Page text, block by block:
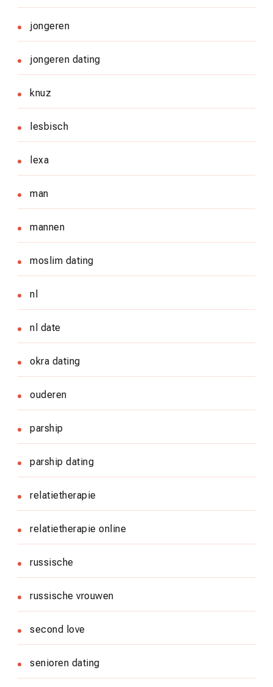
jongeren
jongeren dating
knuz
lesbisch
lexa
man
mannen
moslim dating
nl
nl date
okra dating
ouderen
parship
parship dating
relatietherapie
relatietherapie online
russische
russische vrouwen
second love
senioren dating